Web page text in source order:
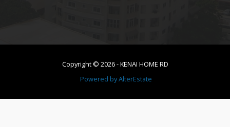
Copyright © 2026-KENAI HOME RD
Powered byAlterEstate